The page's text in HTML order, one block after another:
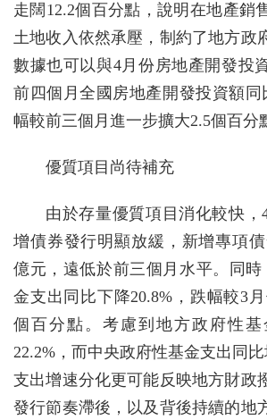
走闊12.2個百分點，說明在地產銷
土地收入依然承壓，制約了地方政
數據也可以與4月份房地產開發
前四個月全國房地產開發投資額同
幅較前三個月進一步擴大2.5個百分
優質項目尚待補充
由於存量優質項目消化較快
增債券發行明顯放緩，新增專項
億元，遠低於前三個月水平。同時
金支出同比下降20.8%，跌幅較3
個百分點。考慮到地方政府性
22.2%，而中央政府性基金支出同
支出增速分化更可能反映地方財政
發行節奏滯後，以及背後持續的地